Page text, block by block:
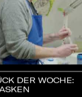
DER WOCHE: